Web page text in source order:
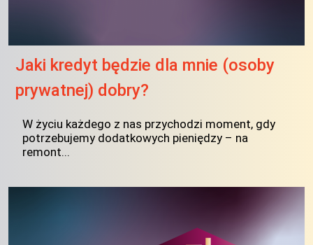
Jaki kredyt będzie dla mnie (osoby
prywatnej) dobry?
W życiu każdego z nas przychodzi moment, gdy
potrzebujemy dodatkowych pieniędzy – na
remont...